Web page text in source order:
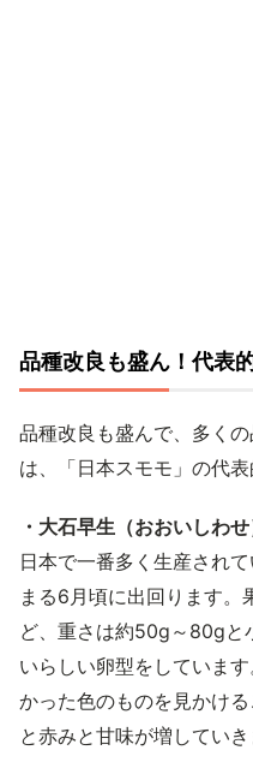
品種改良も盛ん！代表
品種改良も盛んで、多く
は、「日本スモモ」の代
・大石早生（おおいしわせ
日本で一番多く生産され
まる6月頃に出回ります。
ど、重さは約50g～80gと
いらしい卵型をしていま
かった色のものを見かけ
と赤みと甘味が増していき